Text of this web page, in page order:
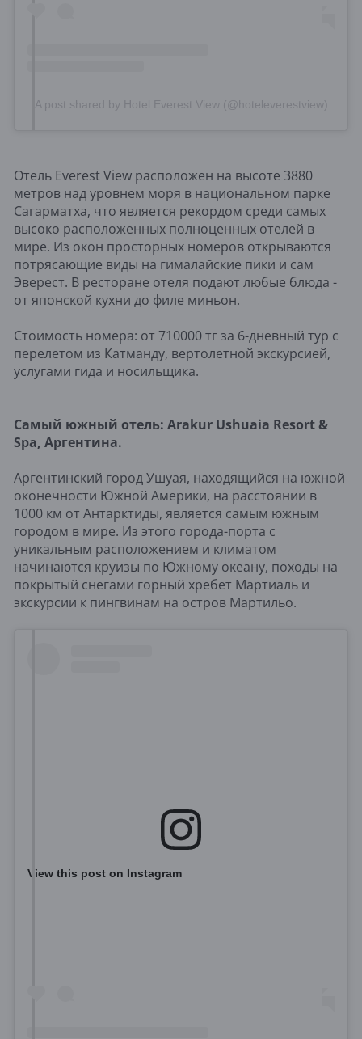
A post shared by Hotel Everest View (@hoteleverestview)
Отель Everest View расположен на высоте 3880
метров над уровнем моря в национальном парке
Сагарматха, что является рекордом среди самых
высоко расположенных полноценных отелей в
мире. Из окон просторных номеров открываются
потрясающие виды на гималайские пики и сам
Эверест. В ресторане отеля подают любые блюда -
от японской кухни до филе миньон.
Стоимость номера: от 710000 тг за 6-дневный тур с
перелетом из Катманду, вертолетной экскурсией,
услугами гида и носильщика.
Самый южный отель: Arakur Ushuaia Resort &
Spa, Аргентина.
Аргентинский город Ушуая, находящийся на южной
оконечности Южной Америки, на расстоянии в
1000 км от Антарктиды, является самым южным
городом в мире. Из этого города-порта с
уникальным расположением и климатом
начинаются круизы по Южному океану, походы на
покрытый снегами горный хребет Мартиаль и
экскурсии к пингвинам на остров Мартильо.
View this post on Instagram